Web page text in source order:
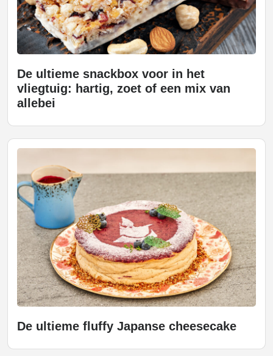
De ultieme snackbox voor in het
vliegtuig: hartig, zoet of een mix van
allebei
De ultieme fluffy Japanse cheesecake